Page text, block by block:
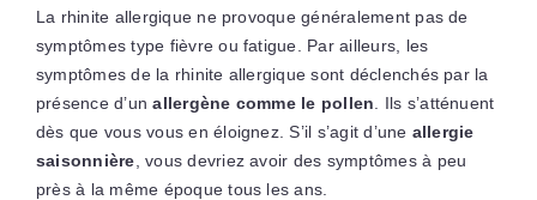
La rhinite allergique ne provoque généralement pas de
symptômes type fièvre ou fatigue. Par ailleurs, les
symptômes de la rhinite allergique sont déclenchés par la
présence d’un allergène comme le pollen . Ils s’atténuent
dès que vous vous en éloignez. S’il s’agit d’une allergie
saisonnière , vous devriez avoir des symptômes à peu
près à la même époque tous les ans.